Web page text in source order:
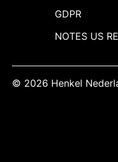
GDPR
NOTES US
© 2026 Henkel